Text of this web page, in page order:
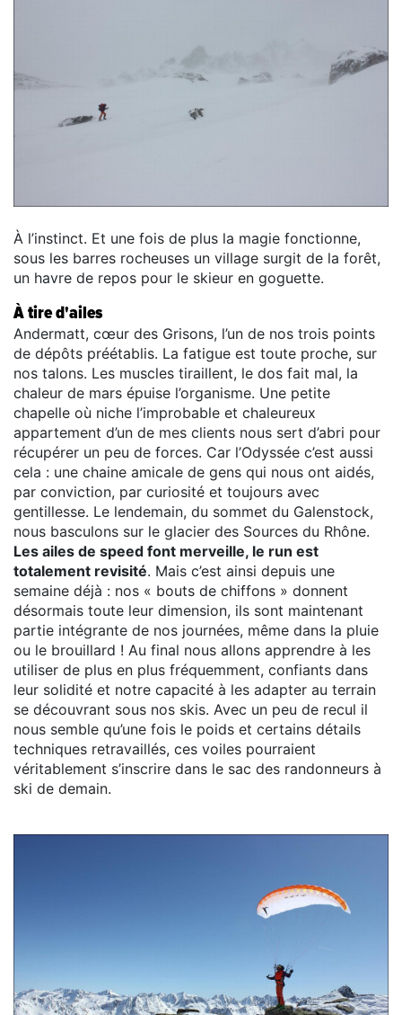
À l’instinct. Et une fois de plus la magie fonctionne,
sous les barres rocheuses un village surgit de la forêt,
un havre de repos pour le skieur en goguette.
À tire d'ailes
Andermatt, cœur des Grisons, l’un de nos trois points
de dépôts préétablis. La fatigue est toute proche, sur
nos talons. Les muscles tiraillent, le dos fait mal, la
chaleur de mars épuise l’organisme. Une petite
chapelle où niche l’improbable et chaleureux
appartement d’un de mes clients nous sert d’abri pour
récupérer un peu de forces. Car l’Odyssée c’est aussi
cela : une chaine amicale de gens qui nous ont aidés,
par conviction, par curiosité et toujours avec
gentillesse. Le lendemain, du sommet du Galenstock,
nous basculons sur le glacier des Sources du Rhône.
Les ailes de speed font merveille, le run est
totalement revisité. Mais c’est ainsi depuis une
semaine déjà : nos « bouts de chiffons » donnent
désormais toute leur dimension, ils sont maintenant
partie intégrante de nos journées, même dans la pluie
ou le brouillard ! Au final nous allons apprendre à les
utiliser de plus en plus fréquemment, confiants dans
leur solidité et notre capacité à les adapter au terrain
se découvrant sous nos skis. Avec un peu de recul il
nous semble qu’une fois le poids et certains détails
techniques retravaillés, ces voiles pourraient
véritablement s’inscrire dans le sac des randonneurs à
ski de demain.